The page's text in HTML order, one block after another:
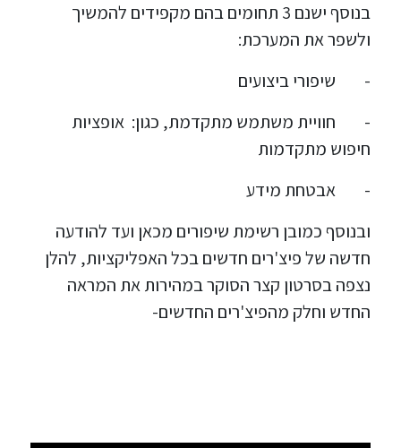
בנוסף ישנם 3 תחומים בהם מקפידים להמשיך
ולשפר את המערכת:
- שיפורי ביצועים
- חוויית משתמש מתקדמת, כגון: אופציות
חיפוש מתקדמות
- אבטחת מידע
ובנוסף כמובן רשימת שיפורים מכאן ועד להודעה
חדשה של פיצ'רים חדשים בכל האפליקציות, להלן
נצפה בסרטון קצר הסוקר במהירות את המראה
החדש וחלק מהפיצ'רים החדשים-